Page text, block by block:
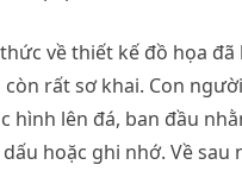
về thiết kế đồ họa
rất sơ khai. Con
hình lên đá, ban đầu
hoặc ghi nhớ. Về sau